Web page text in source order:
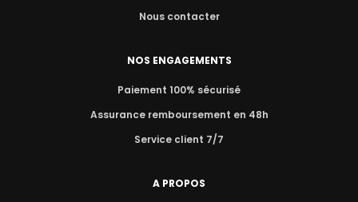
Nous contacter
NOS ENGAGEMENTS
Paiement 100% sécurisé
Assurance remboursement en 48h
Service client 7/7
A PROPOS